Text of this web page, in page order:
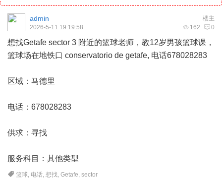
楼主
admin
162 0
2026-5-11 19:19:58
想找Getafe sector 3 附近的篮球老师，教12岁男孩篮球课，
篮球场在地铁口 conservatorio de getafe, 电话678028283
区域： 马德里
电话：678028283
供求：寻找
服务科目：其他类型
篮球, 电话,想找,Getafe,sector